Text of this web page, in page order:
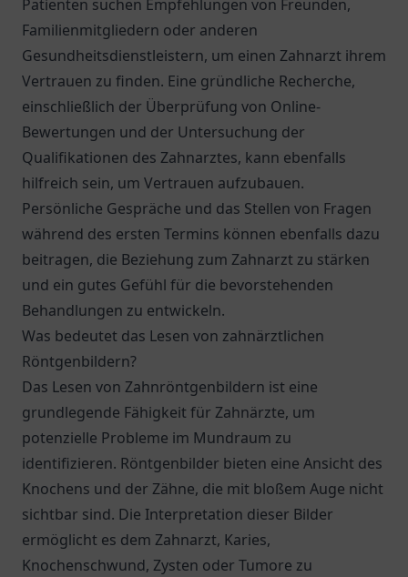
Patienten suchen Empfehlungen von Freunden,
Familienmitgliedern oder anderen
Gesundheitsdienstleistern, um einen Zahnarzt ihrem
Vertrauen zu finden. Eine gründliche Recherche,
einschließlich der Überprüfung von Online-
Bewertungen und der Untersuchung der
Qualifikationen des Zahnarztes, kann ebenfalls
hilfreich sein, um Vertrauen aufzubauen.
Persönliche Gespräche und das Stellen von Fragen
während des ersten Termins können ebenfalls dazu
beitragen, die Beziehung zum Zahnarzt zu stärken
und ein gutes Gefühl für die bevorstehenden
Behandlungen zu entwickeln.
Was bedeutet das Lesen von zahnärztlichen
Röntgenbildern?
Das Lesen von Zahnröntgenbildern ist eine
grundlegende Fähigkeit für Zahnärzte, um
potenzielle Probleme im Mundraum zu
identifizieren. Röntgenbilder bieten eine Ansicht des
Knochens und der Zähne, die mit bloßem Auge nicht
sichtbar sind. Die Interpretation dieser Bilder
ermöglicht es dem Zahnarzt, Karies,
Knochenschwund, Zysten oder Tumore zu